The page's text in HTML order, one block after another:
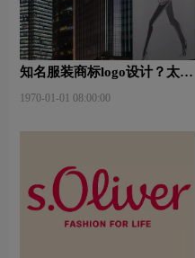
知名服装商标logo设计？太平
1970-01-01 08:00:00